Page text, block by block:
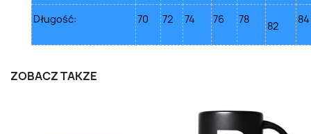
Długość: 70 72 74 76 78
82
84
ZOBACZ TAKŻE